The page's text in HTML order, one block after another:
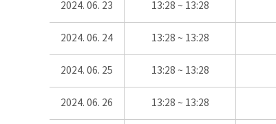
2024. 06. 23 13:28 ~ 13:28
2024. 06. 24 13:28 ~ 13:28
2024. 06. 25 13:28 ~ 13:28
2024. 06. 26 13:28 ~ 13:28